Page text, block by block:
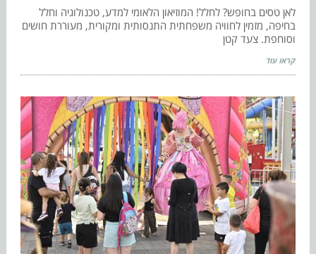
לאן טסים בחופש? לחלל! המוזיאון הלאומי למדע, טכנולוגיה וחלל
בחיפה, מזמין לחוויה משפחתית התנסותית ומקורית, מעוררת חושים
וסוחפת. צעד קטן
קראו עוד